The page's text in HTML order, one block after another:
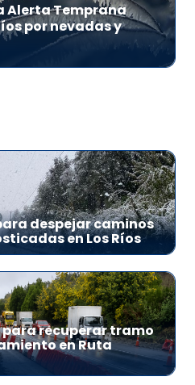
Alerta Temprana
por nevadas y
despejar caminos
en Los Ríos
recuperar tramo
en Ruta